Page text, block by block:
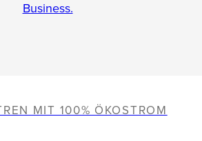
Business.
MIT 100% ÖKOSTROM